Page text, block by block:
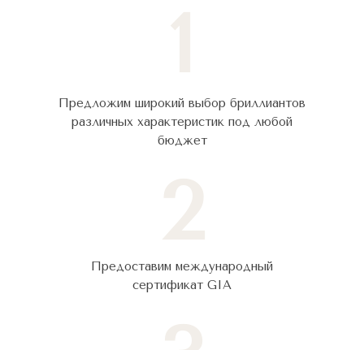
Предложим широкий выбор бриллиантов
различных характеристик под любой
бюджет
Предоставим международный
сертификат GIA